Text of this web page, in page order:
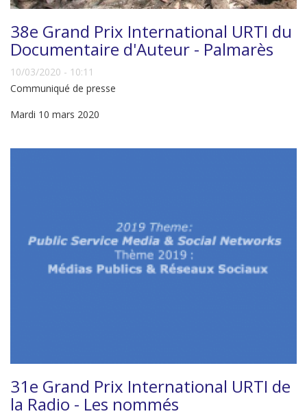
38e Grand Prix International URTI du
Documentaire d'Auteur - Palmarès
10/03/2020 - 10:11
Communiqué de presse
Mardi 10 mars 2020
31e Grand Prix International URTI de
la Radio - Les nommés